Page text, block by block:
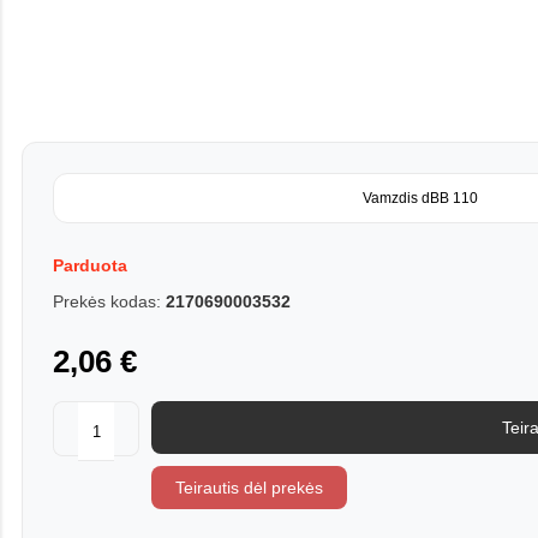
Vamzdis dBB 110
Parduota
Prekės kodas: 2170690003532
2,06 €
Teirautis dėl prekės